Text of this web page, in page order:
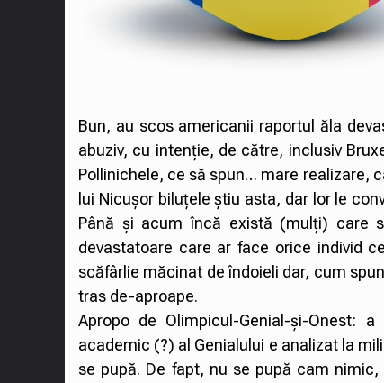
Bun, au scos americanii raportul ăla
abuziv, cu intenție, de către, inclusiv
Pollinichele, ce să spun… mare realizare,
lui Nicușor biluțele știu asta, dar lor le
Până și acum încă există (mulți) care
devastatoare care ar face orice individ
scăfârlie măcinat de îndoieli dar, cum
tras de-aproape.
Apropo de Olimpicul-Genial-și-Onest:
academic (?) al Genialului e analizat la
se pupă. De fapt, nu se pupă cam